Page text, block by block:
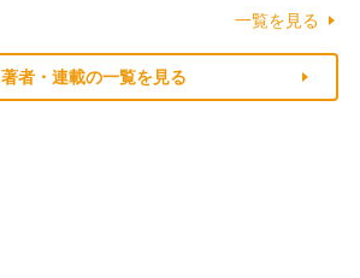
一覧を見る
著者・連載の一覧を見る